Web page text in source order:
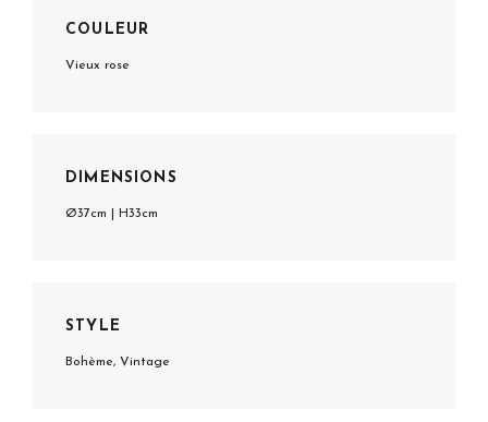
COULEUR
Vieux rose
DIMENSIONS
Ø37cm | H33cm
STYLE
Bohème, Vintage